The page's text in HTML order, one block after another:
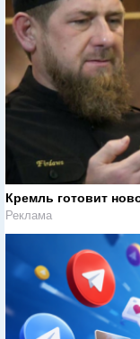
Кремль готовит
Реклама